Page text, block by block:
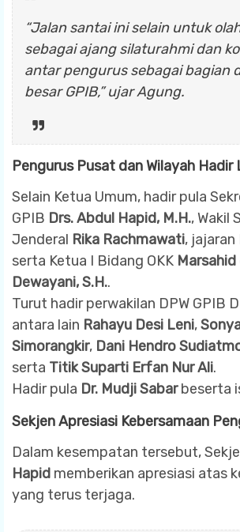
“Jalan santai ini selain untuk
sebagai ajang silaturahmi dan
antar pengurus sebagai bagian
besar GPIB,” ujar Agung.
Pengurus Pusat dan Wilayah Hadir
Selain Ketua Umum, hadir pula
GPIB Drs. Abdul Hapid, M.H., Wakil
Jenderal Rika Rachmawati, jajaran
serta Ketua I Bidang OKK Marsahid
Dewayani, S.H..
Turut hadir perwakilan DPW GPIB
antara lain Rahayu Desi Leni,
Simorangkir, Dani Hendro
serta Titik Suparti Erfan Nur Ali.
Hadir pula Dr. Mudji Sabarbeserta
Sekjen Apresiasi Kebersamaan
Dalam kesempatan tersebut,
Hapid memberikan apresiasi atas
yang terus terjaga.